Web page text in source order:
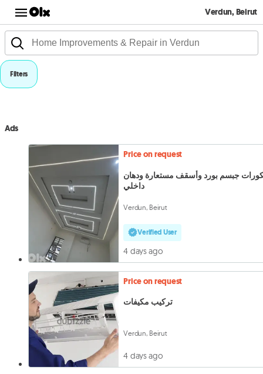
Verdun, Beirut
Filters
Ads
Price on request
جبسم بورد وأسقف مستعارة ودهان
داخلي
Verdun, Beirut
Verified User
4 days ago
Price on request
تركيب مكيفات
Verdun, Beirut
4 days ago